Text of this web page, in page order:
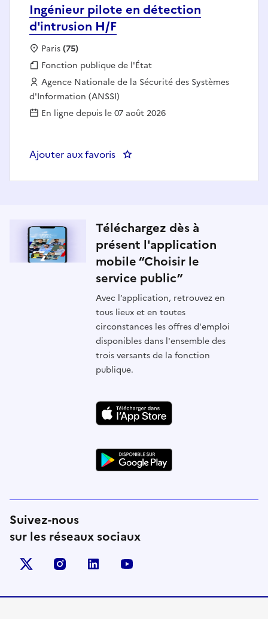
Ingénieur pilote en détection
d'intrusion H/F
Localisation :
Paris(75)
Fonction publique :
Fonction publique de l'État
Employeur :
Agence Nationale de la Sécurité des Systèmes
d'Information (ANSSI)
En ligne depuis le 07 août 2026
Ajouter aux favoris : Ingénieur pilote en détection
Téléchargez dès à
présent l'application
mobile “Choisir le
service public”
Avec l’application, retrouvez en
tous lieux et en toutes
circonstances les offres d'emploi
disponibles dans l'ensemble des
trois versants de la fonction
publique.
Suivez-nous
sur les réseaux sociaux
X (anciennement Twitter)
instagramlinkedin